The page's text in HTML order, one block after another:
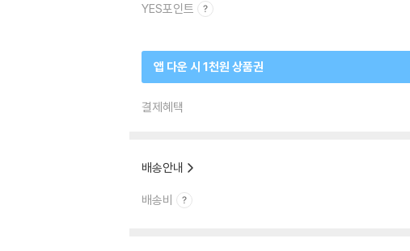
YES포인트
앱 다운 시 1천원 상품권
결제혜택
배송안내
배송비